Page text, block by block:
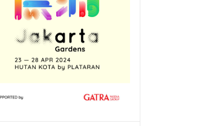
pasca debat calon presiden di Istora Senayan, 07/01. (Ismail